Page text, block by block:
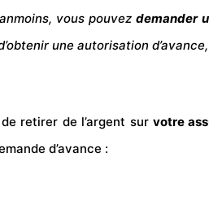
vous pouvezdemander
une autorisation
retirer de l’argent sur votre
d’avance :